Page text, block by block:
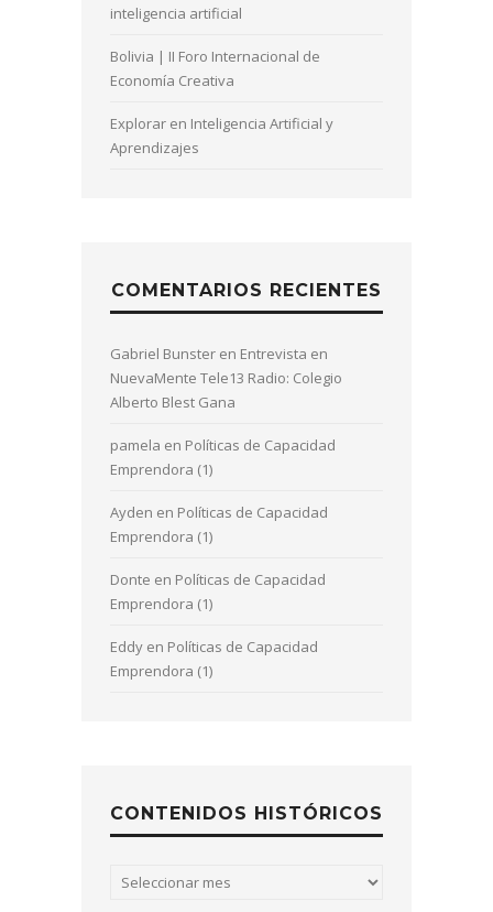
inteligencia artificial
Bolivia | II Foro Internacional de
Economía Creativa
Explorar en Inteligencia Artificial y
Aprendizajes
COMENTARIOS RECIENTES
Gabriel Bunster en Entrevista en
NuevaMente Tele13 Radio: Colegio
Alberto Blest Gana
pamela en Políticas de Capacidad
Emprendora (1)
Ayden en Políticas de Capacidad
Emprendora (1)
Donte en Políticas de Capacidad
Emprendora (1)
Eddy en Políticas de Capacidad
Emprendora (1)
CONTENIDOS HISTÓRICOS
Contenidos